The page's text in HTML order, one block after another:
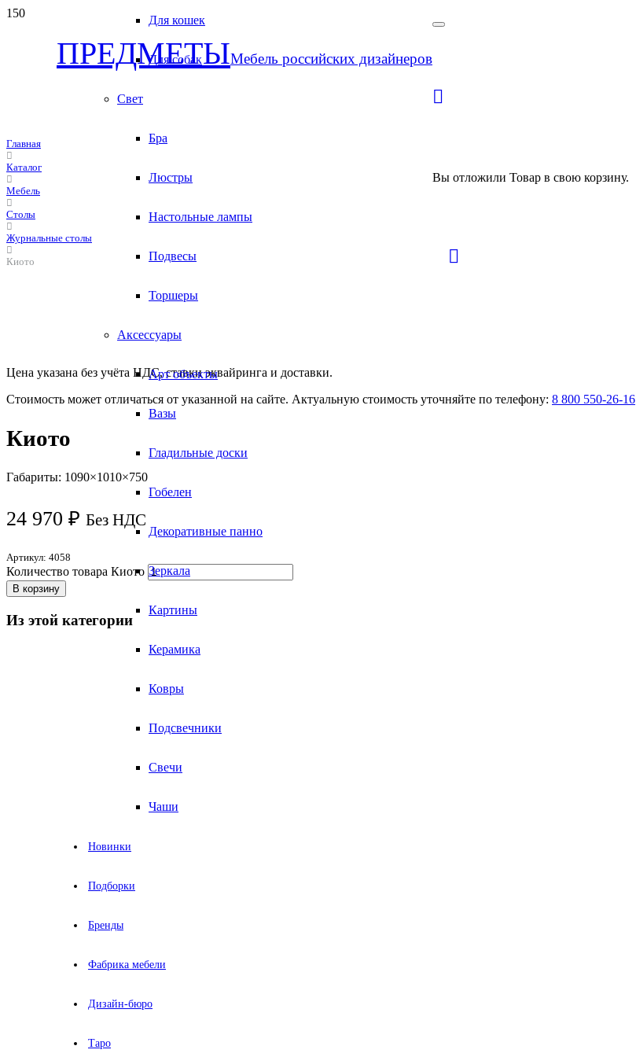
ПРЕДМЕТЫМебель российских дизайнеров
Вы отложили Товар в свою корзину.
Для кошек
Для собак
Свет
Бра
Люстры
Настольные лампы
Подвесы
Торшеры
Аксессуары
Арт объекты
Вазы
Гладильные доски
Гобелен
Декоративные панно
Зеркала
Картины
Керамика
Ковры
Подсвечники
Свечи
Чаши
Новинки
Подборки
Бренды
Фабрика мебели
Дизайн-бюро
Таро
Главная
Каталог
Мебель
Столы
Журнальные столы
Киото
Цена указана без учёта НДС, ставки эквайринга и доставки.
Стоимость может отличаться от указанной на сайте. Актуальную стоимость уточняйте по телефону: 8 800 550-26-16
Киото
Габариты: 1090×1010×750
24 970 ₽ Без НДС
Артикул: 4058
Количество товара Киото
В корзину
Из этой категории